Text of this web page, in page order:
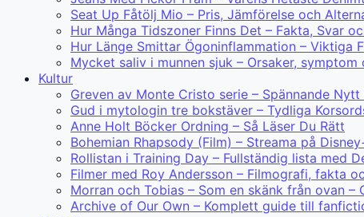
Seat Up Fåtölj Mio – Pris, Jämförelse och
Hur Många Tidszoner Finns Det – Fakta, Svar
Hur Länge Smittar Ögoninflammation – Viktiga
Mycket saliv i munnen sjuk – Orsaker, symptom
Kultur
Greven av Monte Cristo serie – Spännande Nytt
Gud i mytologin tre bokstäver – Tydliga
Anne Holt Böcker Ordning – Så Läser Du Rätt
Bohemian Rhapsody (Film) – Streama på
Rollistan i Training Day – Fullständig lista med
Filmer med Roy Andersson – Filmografi, fakta
Morran och Tobias – Som en skänk från ovan –
Archive of Our Own – Komplett guide till